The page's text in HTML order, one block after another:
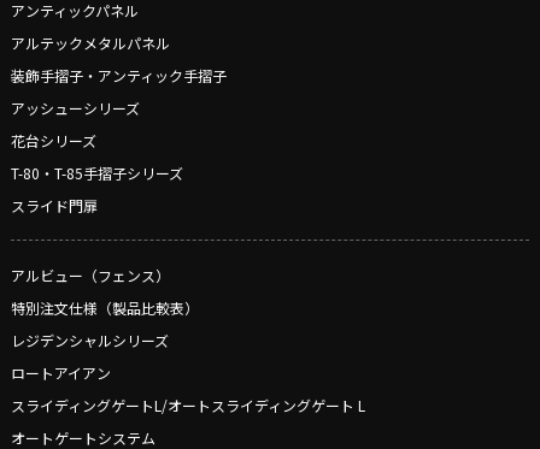
アンティックパネル
アルテックメタルパネル
装飾手摺子・アンティック手摺子
アッシューシリーズ
花台シリーズ
T-80・T-85手摺子シリーズ
スライド門扉
アルビュー（フェンス）
特別注文仕様（製品比較表）
レジデンシャルシリーズ
ロートアイアン
スライディングゲートL/オートスライディングゲート L
オートゲートシステム